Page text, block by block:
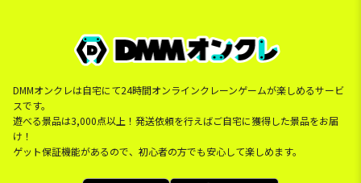
DMMオンクレは自宅にて24時間オンラインクレーンゲームが楽しめるサービ
スです。
遊べる景品は3,000点以上！発送依頼を行えばご自宅に獲得した景品をお届
け！
ゲット保証機能があるので、初心者の方でも安心して楽しめます。